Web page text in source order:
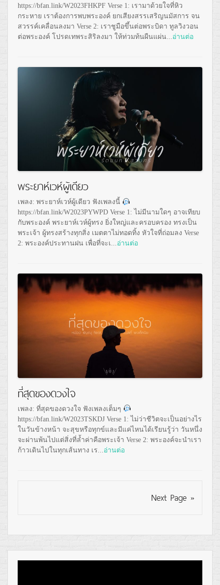
https://bfan.link/W2023FHKPF Verse 1: เรามาด้วยใจที่หิว
กระหาย เราต้องการพบพระองค์ ยกเสียงสรรเสริญนมัสการ จน
สวรรค์เคลื่อนลงมา Verse 2: เราชูมือขึ้นต่อพระบิดา ทูลวิงวอน
ต่อพระองค์ โปรดเทพระสิริลงมา ให้ท่วมท้นผืนแผ่น... อ่านต่อ
พระยาห์เวห์ผู้เดียว
เพลง: พระยาห์เวห์ผู้เดียว ฟังเพลงนี้
https://bfan.link/W2023PYWPD Verse 1: ไม่มีนามใดๆ อาจเทียบ
กับพระองค์ พระยาห์เวห์ผู้ทรง ยิ่งใหญ่และครอบครอง ทรงเป็น
พระเจ้า ผู้ทรงสร้างทุกสิ่ง เมตตาไม่ทอดทิ้ง หัวใจที่ถ่อมลง Verse
2: พระองค์ประทานฝน เพื่อที่จะเ...อ่านต่อ
ที่สุดของดวงใจ
เพลง: ที่สุดของดวงใจ ฟังเพลงเต็มๆ
https://bfan.link/W2023TSKDJ Verse 1: ไม่ว่าชีวิตจะเป็นอย่างไร
ในวันข้างหน้า จะสุขหรือทุกข์และมีแค่ไหนได้เรียนรู้ว่า วันหนึ่ง
จะผ่านพ้นไปแต่สิ่งที่ล้ำค่าคือพระเจ้า Verse 2: พระองค์จะนำเรา
ก้าวเดินไปในทุกเส้นทาง เร... อ่านต่อ
Next Page »